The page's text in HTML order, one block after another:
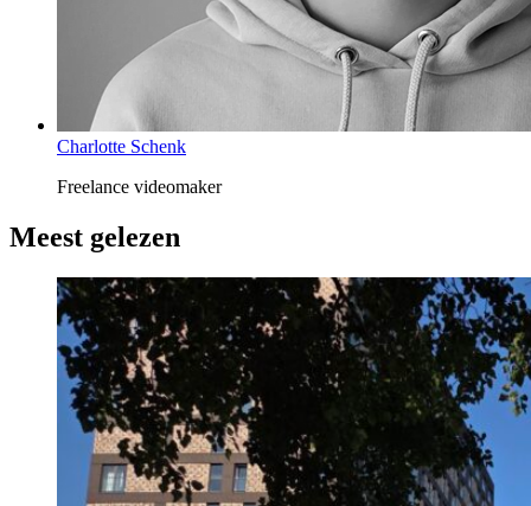
Charlotte Schenk
Freelance videomaker
Meest gelezen